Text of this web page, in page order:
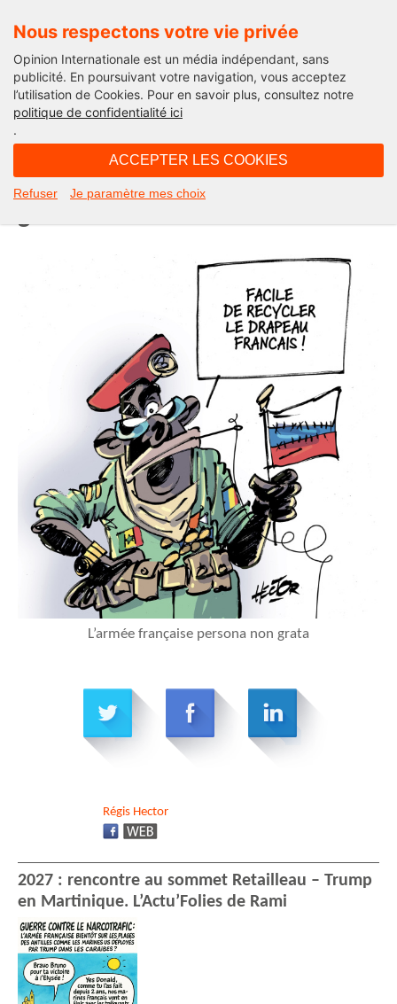
Nous respectons votre vie privée
Opinion Internationale est un média indépendant, sans
publicité. En poursuivant votre navigation, vous acceptez
l’utilisation de Cookies. Pour en savoir plus, consultez notre
politique de confidentialité ici
.
ACCEPTER LES COOKIES
Refuser Je paramètre mes choix
Actu'Folies
L’armée française persona non
L’armée française persona non grata
Régis Hector
2027 : rencontre au sommet Retailleau – Trump
en Martinique. L’Actu’Folies de Rami